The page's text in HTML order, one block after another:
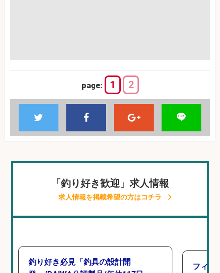
page: 1 2
「釣り好き歓迎」求人情報
求人情報を掲載希望の方はコチラ
釣り好き必見「釣具の設計開
フィッ